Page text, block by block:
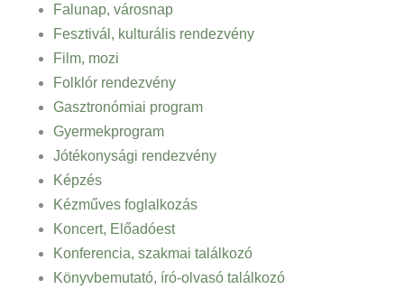
Falunap, városnap
Fesztivál, kulturális rendezvény
Film, mozi
Folklór rendezvény
Gasztronómiai program
Gyermekprogram
Jótékonysági rendezvény
Képzés
Kézműves foglalkozás
Koncert, Előadóest
Konferencia, szakmai találkozó
Könyvbemutató, író-olvasó találkozó